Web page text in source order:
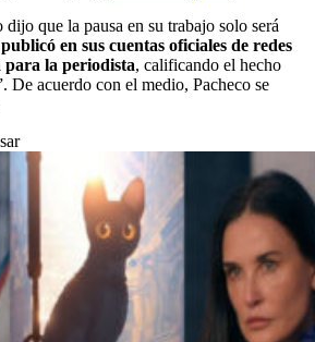
que la pausa en su trabajo solo será
en sus cuentas oficiales de redes
para la periodista, calificando el hecho
De acuerdo con el medio, Pacheco se